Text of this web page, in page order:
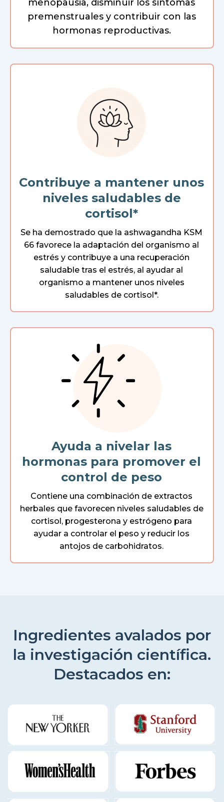
menopausia, disminuir los síntomas
premenstruales y contribuir con las
hormonas reproductivas.
Contribuye a mantener unos
niveles saludables de
cortisol*
Se ha demostrado que la ashwagandha KSM
66 favorece la adaptación del organismo al
estrés y contribuye a una recuperación
saludable tras el estrés, al ayudar al
organismo a mantener unos niveles
saludables de cortisol*.
Ayuda a nivelar las
hormonas para promover el
control de peso
Contiene una combinación de extractos
herbales que favorecen niveles saludables de
cortisol, progesterona y estrógeno para
ayudar a controlar el peso y reducir los
antojos de carbohidratos.
Ingredientes avalados por
la investigación científica.
Destacados en: